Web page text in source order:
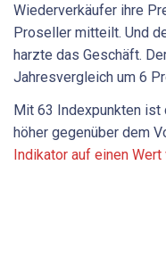
Wiederverkäufer ihre
Proseller mitteilt. Und
harzte das Geschäft.
Jahresvergleich um 6
Mit 63 Indexpunkten ist
höher gegenüber dem
Indikator auf einen Wert